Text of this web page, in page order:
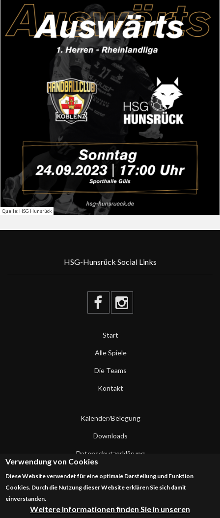
Quelle: HSG Hunsrück
HSG-Hunsrück Social Links
Start
Alle Spiele
Die Teams
Kontakt
Kalender/Belegung
Downloads
Datenschutzerklärung
Kontakt
Verwendung von Cookies
Diese Website verwendet für eine optimale Darstellung und Funktion
Cookies. Durch die Nutzung dieser Website erklären Sie sich damit
einverstanden.
Weitere Informationen finden Sie in unseren